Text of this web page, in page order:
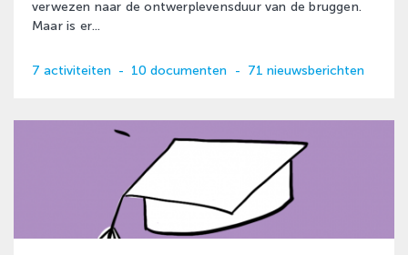
verwezen naar de ontwerplevensduur van de bruggen.
Maar is er...
7 activiteiten - 10 documenten - 71 nieuwsberichten